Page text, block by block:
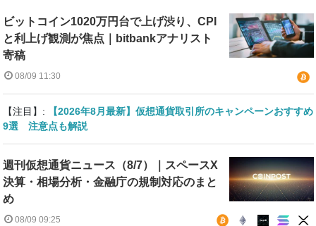
ビットコイン1020万円台で上げ渋り、CPI
と利上げ観測が焦点｜bitbankアナリスト
寄稿
08/09 11:30
【注目】:
【2026年8月最新】仮想通貨取引所のキャンペーンおすすめ
9選 注意点も解説
週刊仮想通貨ニュース（8/7）｜スペースX
決算・相場分析・金融庁の規制対応のまと
め
08/09 09:25